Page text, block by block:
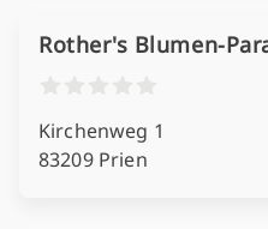
Rother's Blumen-
Kirchenweg 1
83209 Prien